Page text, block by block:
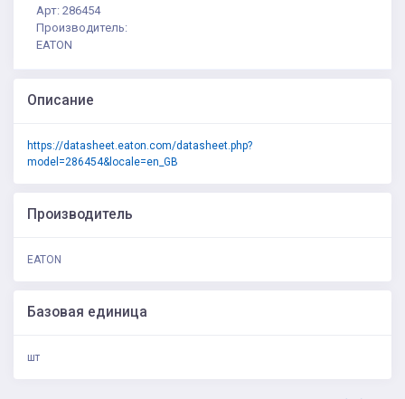
Арт: 286454
Производитель:
EATON
Описание
https://datasheet.eaton.com/datasheet.php?
model=286454&locale=en_GB
Производитель
EATON
Базовая единица
шт